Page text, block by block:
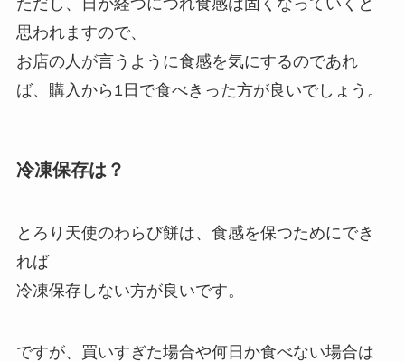
ただし、日が経つにつれ食感は固くなっていくと
思われますので、
お店の人が言うように食感を気にするのであれ
ば、購入から1日で食べきった方が良いでしょう。
冷凍保存は？
とろり天使のわらび餅は、食感を保つためにでき
れば
冷凍保存しない方が良いです。
ですが、買いすぎた場合や何日か食べない場合は